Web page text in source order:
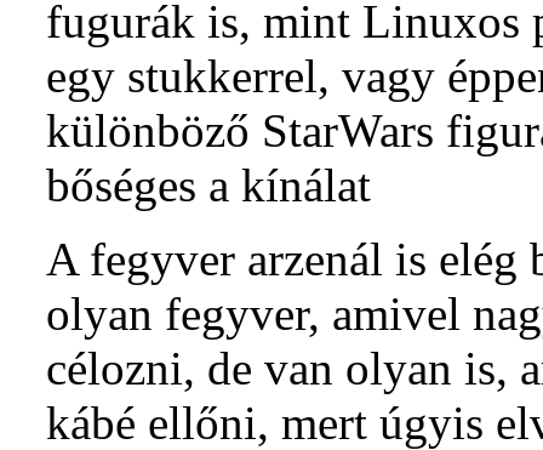
fugurák is, mint Linuxos
egy stukkerrel, vagy
különböző StarWars
bőséges a kínálat
A fegyver arzenál is elég
olyan fegyver, amivel
célozni, de van olyan is,
kábé ellőni, mert úgyis